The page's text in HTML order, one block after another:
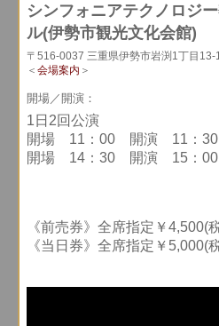
シンフォニアテクノロジ
ル(伊勢市観光文化会館)
〒516-0037 三重県伊勢市岩渕1丁目13-
＜ 会場案内 ＞
開場／開演：
1日2回公演
開場 11：00 開演 11：30
開場 14：30 開演 15：00
《前売券》全席指定￥4,500(
《当日券》全席指定￥5,000(